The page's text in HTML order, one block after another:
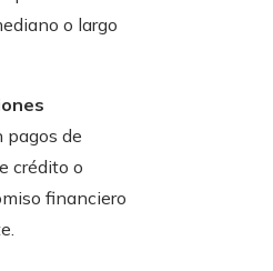
o largo
pagos de
crédito o
financiero